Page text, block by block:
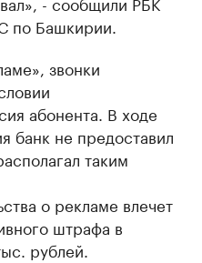
по Башкирии.
звонки
абонента. В ходе
банк не предоставил
таким
о рекламе влечет
штрафа в
рублей.